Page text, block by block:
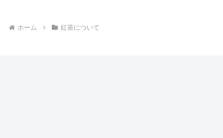
ホーム 紅茶について